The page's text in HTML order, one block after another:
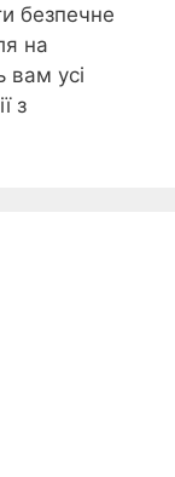
безпечне
на
вам усі
з